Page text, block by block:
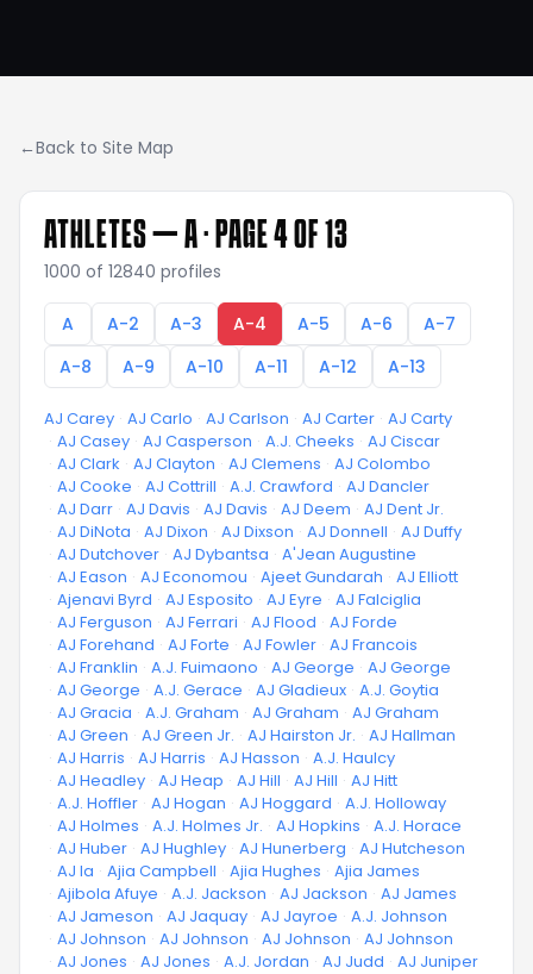
←Back to Site Map
ATHLETES — A· PAGE 4 OF 13
1000 of 12840 profiles
A A-2 A-3 A-4 A-5 A-6
A-7
A-8
A-9 A-10 A-11 A-12 A-13
AJ Carey · AJ Carlo · AJ Carlson · AJ Carter · AJ Carty
· AJ Casey · AJ Casperson · A.J. Cheeks · AJ Ciscar
· AJ Clark · AJ Clayton · AJ Clemens · AJ Colombo
· AJ Cooke · AJ Cottrill · A.J. Crawford · AJ Dancler
· AJ Darr · AJ Davis · AJ Davis · AJ Deem · AJ Dent Jr.
· AJ DiNota · AJ Dixon · AJ Dixson · AJ Donnell · AJ Duffy
· AJ Dutchover · AJ Dybantsa · A'Jean Augustine
· AJ Eason · AJ Economou · Ajeet Gundarah · AJ Elliott
· Ajenavi Byrd · AJ Esposito · AJ Eyre · AJ Falciglia
· AJ Ferguson · AJ Ferrari · AJ Flood · AJ Forde
· AJ Forehand · AJ Forte · AJ Fowler · AJ Francois
· AJ Franklin · A.J. Fuimaono · AJ George · AJ George
· AJ George · A.J. Gerace · AJ Gladieux · A.J. Goytia
· AJ Gracia · A.J. Graham · AJ Graham · AJ Graham
· AJ Green · AJ Green Jr. · AJ Hairston Jr. · AJ Hallman
· AJ Harris · AJ Harris · AJ Hasson · A.J. Haulcy
· AJ Headley · AJ Heap · AJ Hill · AJ Hill · AJ Hitt
· A.J. Hoffler · AJ Hogan · AJ Hoggard · A.J. Holloway
· AJ Holmes · A.J. Holmes Jr. · AJ Hopkins · A.J. Horace
· AJ Huber · AJ Hughley · AJ Hunerberg · AJ Hutcheson
· AJ Ia · Ajia Campbell · Ajia Hughes · Ajia James
· Ajibola Afuye · A.J. Jackson · AJ Jackson · AJ James
· AJ Jameson · AJ Jaquay · AJ Jayroe · A.J. Johnson
· AJ Johnson · AJ Johnson · AJ Johnson · AJ Johnson
· AJ Jones · AJ Jones · A.J. Jordan · AJ Judd · AJ Juniper